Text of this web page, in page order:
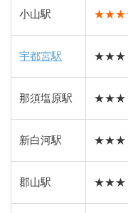
小山駅
宇都宮駅 ★★★
那須塩原駅 ★★★
新白河駅 ★★★
郡山駅 ★★★